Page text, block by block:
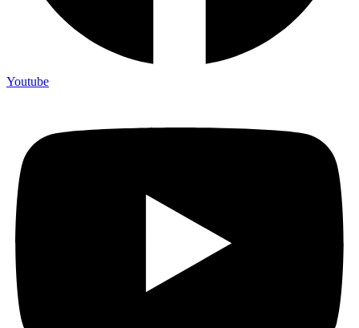
Youtube